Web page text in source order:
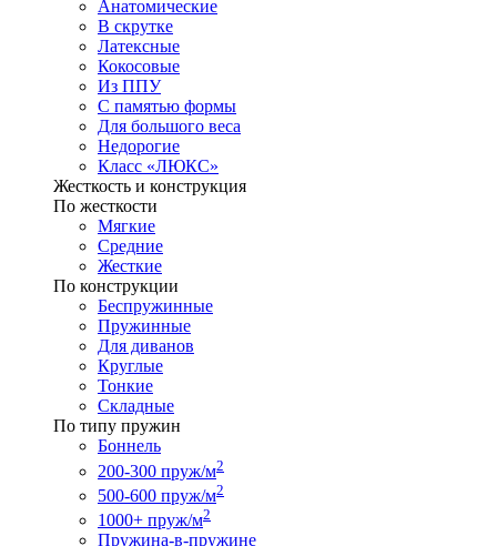
Анатомические
В скрутке
Латексные
Кокосовые
Из ППУ
С памятью формы
Для большого веса
Недорогие
Класс «ЛЮКС»
Жесткость и конструкция
По жесткости
Мягкие
Средние
Жесткие
По конструкции
Беспружинные
Пружинные
Для диванов
Круглые
Тонкие
Складные
По типу пружин
Боннель
200-300 пруж/м2
500-600 пруж/м2
1000+ пруж/м2
Пружина-в-пружине